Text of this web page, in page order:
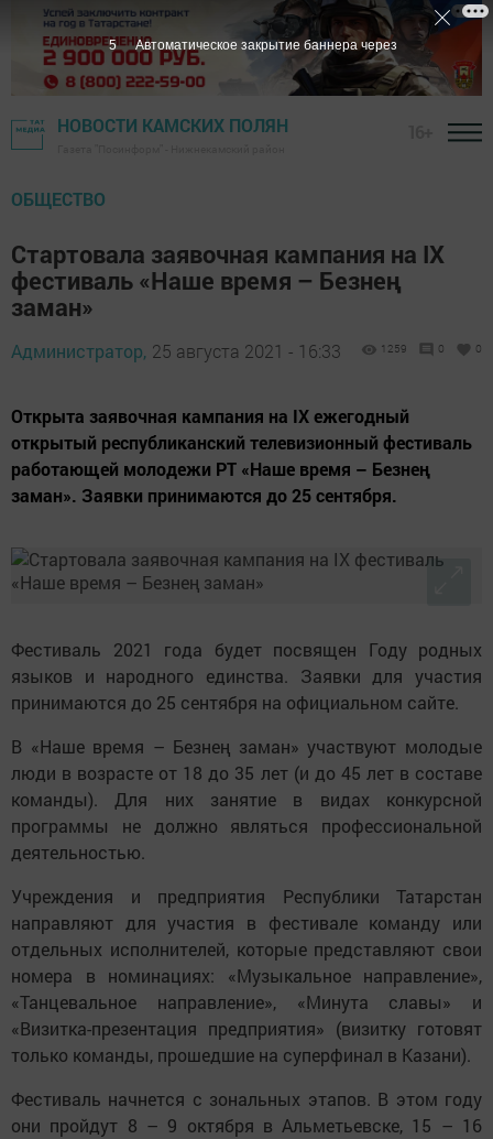
НОВОСТИ КАМСКИХ ПОЛЯН
ОБЩЕСТВО
Стартовала заявочная кампания на IX
фестиваль «Наше время – Безнең
заман»
Администратор, 25 августа 2021 - 16:33 1259 0 0
Открыта заявочная кампания на IX ежегодный
открытый республиканский телевизионный фестиваль
работающей молодежи РТ «Наше время – Безнең
заман». Заявки принимаются до 25 сентября.
Фестиваль 2021 года будет посвящен Году родных
языков и народного единства. Заявки для участия
принимаются до 25 сентября на официальном сайте.
В «Наше время – Безнең заман» участвуют молодые
люди в возрасте от 18 до 35 лет (и до 45 лет в составе
команды). Для них занятие в видах конкурсной
программы не должно являться профессиональной
деятельностью.
Учреждения и предприятия Республики Татарстан
направляют для участия в фестивале команду или
отдельных исполнителей, которые представляют свои
номера в номинациях: «Музыкальное направление»,
«Танцевальное направление», «Минута славы» и
«Визитка-презентация предприятия» (визитку готовят
только команды, прошедшие на суперфинал в Казани).
Фестиваль начнется с зональных этапов. В этом году
они пройдут 8 – 9 октября в Альметьевске, 15 – 16
5 Автоматическое закрытие баннера через